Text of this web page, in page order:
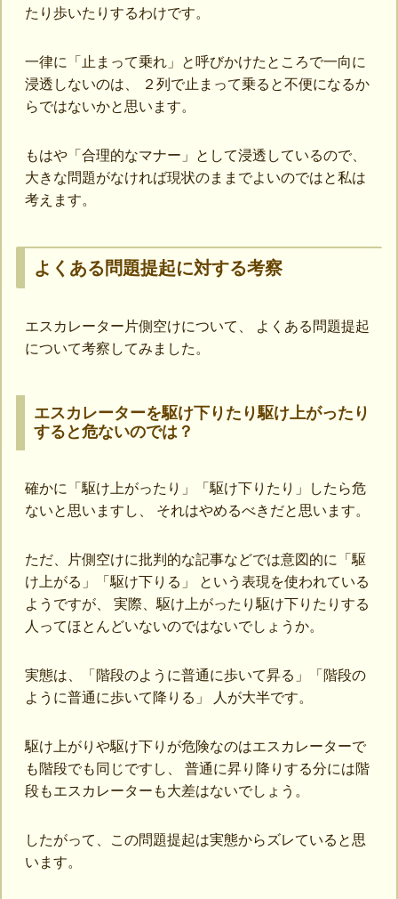
たり歩いたりするわけです。
一律に「止まって乗れ」と呼びかけたところで一向に
浸透しないのは、 ２列で止まって乗ると不便になるか
らではないかと思います。
もはや「合理的なマナー」として浸透しているので、
大きな問題がなければ現状のままでよいのではと私は
考えます。
よくある問題提起に対する考察
エスカレーター片側空けについて、 よくある問題提起
について考察してみました。
エスカレーターを駆け下りたり駆け上がったり
すると危ないのでは？
確かに「駆け上がったり」「駆け下りたり」したら危
ないと思いますし、 それはやめるべきだと思います。
ただ、片側空けに批判的な記事などでは意図的に「駆
け上がる」「駆け下りる」 という表現を使われている
ようですが、 実際、駆け上がったり駆け下りたりする
人ってほとんどいないのではないでしょうか。
実態は、「階段のように普通に歩いて昇る」「階段の
ように普通に歩いて降りる」 人が大半です。
駆け上がりや駆け下りが危険なのはエスカレーターで
も階段でも同じですし、 普通に昇り降りする分には階
段もエスカレーターも大差はないでしょう。
したがって、この問題提起は実態からズレていると思
います。